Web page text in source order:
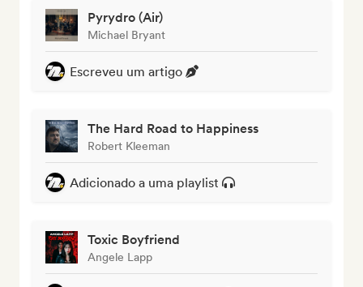
Pyrydro (Air)
Michael Bryant
Escreveu um artigo
The Hard Road to Happiness
Robert Kleeman
Adicionado a uma playlist
Toxic Boyfriend
Angele Lapp